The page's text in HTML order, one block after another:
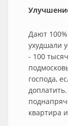
Дают
ухудшали
- 100
господа,
квартира